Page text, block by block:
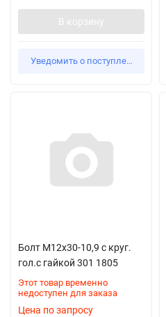
В корзину
Уведомить о поступлении
Болт М12х30-10,9 с круг.
гол.с гайкой 301 1805
Этот товар временно
недоступен для заказа
Цена по запросу